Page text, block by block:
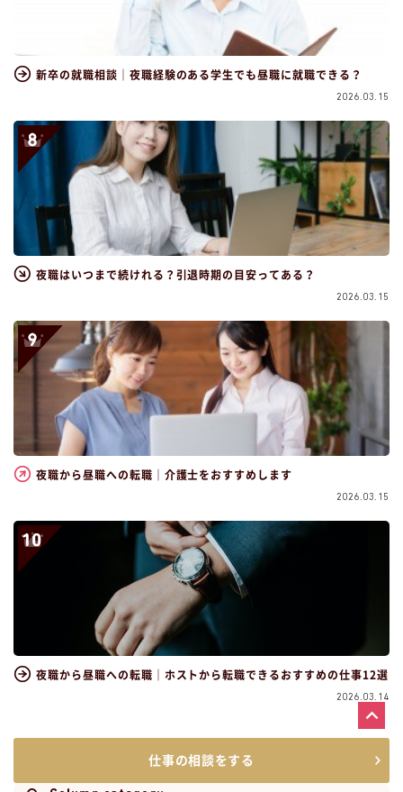
新卒の就職相談｜夜職経験のある学生でも昼職に就職できる？
2026.03.15
夜職はいつまで続けれる？引退時期の目安ってある？
2026.03.15
夜職から昼職への転職｜介護士をおすすめします
2026.03.15
夜職から昼職への転職｜ホストから転職できるおすすめの仕事12選
2026.03.14
仕事の相談をする